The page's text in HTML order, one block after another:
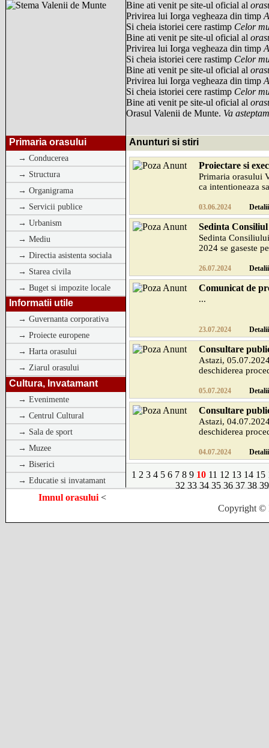
Bine ati venit pe site-ul oficial al
Privirea lui Iorga vegheaza din timp
Si cheia istoriei cere rastimp Celor
Bine ati venit pe site-ul oficial al
Privirea lui Iorga vegheaza din timp
Si cheia istoriei cere rastimp Celor
Bine ati venit pe site-ul oficial al
Privirea lui Iorga vegheaza din timp
Si cheia istoriei cere rastimp Celor
Bine ati venit pe site-ul oficial al
Orasul Valenii de Munte. Va
Primaria orasului
→ Conducerea
→ Structura
→ Organigrama
→ Servicii publice
→ Urbanism
→ Mediu
→ Directia asistenta sociala
→ Starea civila
→ Buget si impozite locale
Informatii utile
→ Guvernanta corporativa
→ Proiecte europene
→ Harta orasului
→ Ziarul orasului
Cultura, Invatamant
→ Evenimente
→ Centrul Cultural
→ Sala de sport
→ Muzee
→ Biserici
→ Educatie si invatamant
Anunturi si stiri
Proiectare si
Primaria orasului
ca intentioneaza
03.06.2024 Detalii
Sedinta
Sedinta
2024 se gaseste
26.07.2024 Detalii
Comunicat de
...
23.07.2024 Detalii
Consultare
Astazi,
deschiderea
05.07.2024 Detalii
Consultare
Astazi,
deschiderea
04.07.2024 Detalii
1 2 3 4 5 6 7 8 9 10 11 12 13 14 15
32 33 34 35 36 37 38 39
Imnul orasului <
Copyright ©